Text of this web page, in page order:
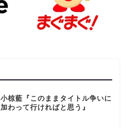
小椋藍『このままタイトル争いに
加わって行ければと思う』